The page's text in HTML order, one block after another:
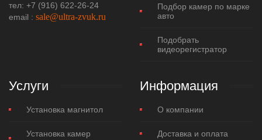
тел: +7 (916) 622-26-24
еmail : sale@ultra-zvuk.ru
Подбор камер по марке
авто
Подобрать
видеорегистратор
Услуги
Установка магнитол
Установка камер
Информация
О компании
Доставка и оплата